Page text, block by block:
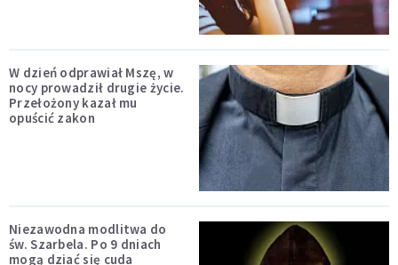
W dzień odprawiał Mszę, w
nocy prowadził drugie życie.
Przełożony kazał mu
opuścić zakon
Niezawodna modlitwa do
św. Szarbela. Po 9 dniach
mogą dziać się cuda